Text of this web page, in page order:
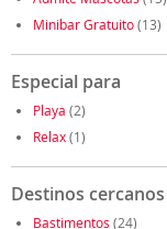
Minibar Gratuito(13)
Especial para
Playa (2)
Relax(1)
Destinos cercanos
Bastimentos (24)